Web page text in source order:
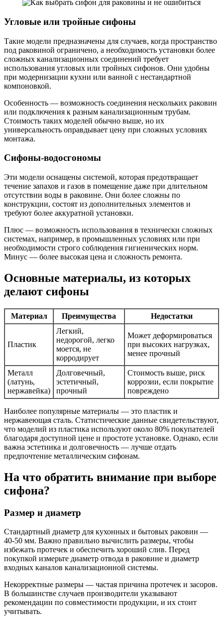
Угловые или тройные сифоны
Такие модели предназначены для случаев, когда пространство
под раковиной ограничено, а необходимость установки более
сложных канализационных соединений требует
использования угловых или тройных сифонов. Они удобны
при модернизации кухни или ванной с нестандартной
компоновкой.
Особенность — возможность соединения нескольких раковин
или подключения к разным канализационным трубам.
Стоимость таких моделей обычно выше, но их
универсальность оправдывает цену при сложных условиях
монтажа.
Сифоны-водосгономы
Эти модели оснащены системой, которая предотвращает
течение запахов и газов в помещение даже при длительном
отсутствии воды в раковине. Они более сложны по
конструкции, состоят из дополнительных элементов и
требуют более аккуратной установки.
Плюс — возможность использования в технически сложных
системах, например, в промышленных условиях или при
необходимости строго соблюдения гигиенических норм.
Минус — более высокая цена и сложность ремонта.
Основные материалы, из которых
делают сифоны
Материал Преимущества Недостатки
Пластик
Легкий,
недорогой, легко
моется, не
корродирует
Может деформироваться
при высоких нагрузках,
менее прочный
Металл
(латунь,
нержавейка)
Долговечный,
эстетичный,
прочный
Стоимость выше, риск
коррозии, если покрытие
повреждено
Наиболее популярные материалы — это пластик и
нержавеющая сталь. Статистические данные свидетельствуют,
что моделий из пластика используют около 80% покупателей
благодаря доступной цене и простоте установке. Однако, если
важна эстетиика и долговечность — лучше отдать
предпочтение металлическим сифонам.
На что обратить внимание при выборе
сифона?
Размер и диаметр
Стандартный диаметр для кухонных и бытовых раковин —
40-50 мм. Важно правильно вычислить размеры, чтобы
избежать протечек и обеспечить хороший слив. Перед
покупкой измерьте диаметр отвода в раковине и диаметр
входных каналов канализационной системы.
Некорректные размеры — частая причина протечек и засоров.
В большинстве случаев производители указывают
рекомендации по совместимости продукции, и их стоит
учитывать.